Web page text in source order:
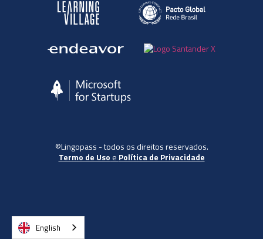
©Lingopass - todos os direitos reservados.
Termo de Uso e Política de Privacidade
English